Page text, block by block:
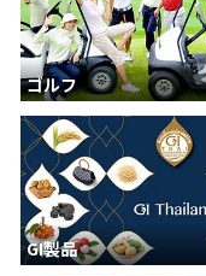
ゴルフ
GI製品